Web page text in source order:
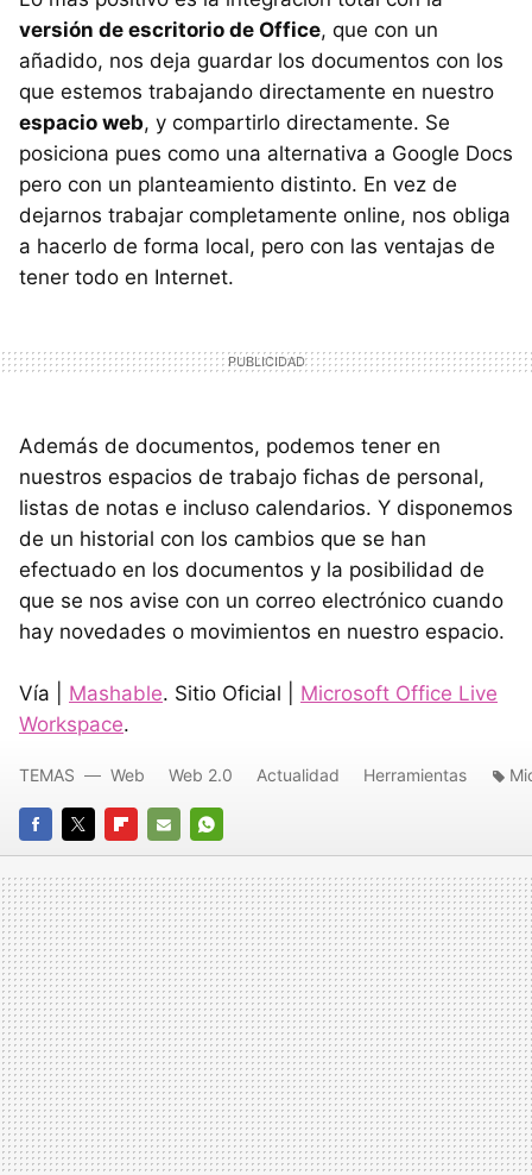
versión de escritorio de Office, que con un
añadido, nos deja guardar los documentos con los
que estemos trabajando directamente en nuestro
espacio web, y compartirlo directamente. Se
posiciona pues como una alternativa a Google Docs
pero con un planteamiento distinto. En vez de
dejarnos trabajar completamente online, nos obliga
a hacerlo de forma local, pero con las ventajas de
tener todo en Internet.
Además de documentos, podemos tener en
nuestros espacios de trabajo fichas de personal,
listas de notas e incluso calendarios. Y disponemos
de un historial con los cambios que se han
efectuado en los documentos y la posibilidad de
que se nos avise con un correo electrónico cuando
hay novedades o movimientos en nuestro espacio.
Vía | Mashable. Sitio Oficial | Microsoft Office Live
Workspace.
FACEBOOK
TWITTERFLIPBOARD
E-
MAIL
WHATSAPP
TEMAS Web Web 2.0 Actualidad Herramientas